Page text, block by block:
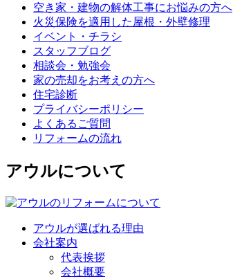
空き家・建物の解体工事にお悩みの方へ
火災保険を適用した屋根・外壁修理
イベント・チラシ
スタッフブログ
相談会・勉強会
家の売却をお考えの方へ
住宅診断
プライバシーポリシー
よくあるご質問
リフォームの流れ
アウルについて
アウルが選ばれる理由
会社案内
代表挨拶
会社概要